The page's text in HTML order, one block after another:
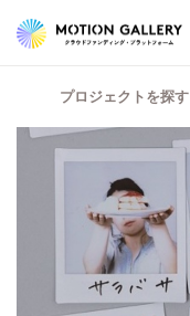
プロジェクトを探す